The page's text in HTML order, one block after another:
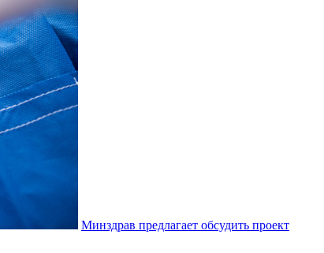
Минздрав предлагает обсудить проект